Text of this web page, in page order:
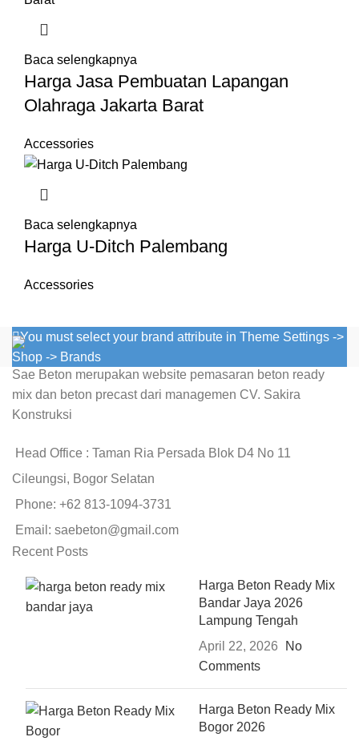
Baca selengkapnya
Harga Jasa Pembuatan Lapangan
Olahraga Jakarta Barat
Accessories
Baca selengkapnya
Harga U-Ditch Palembang
Accessories
You must select your brand attribute in Theme Settings ->
Shop -> Brands
Sae Beton merupakan website pemasaran beton ready
mix dan beton precast dari managemen CV. Sakira
Konstruksi
Head Office : Taman Ria Persada Blok D4 No 11
Cileungsi, Bogor Selatan
Phone: +62 813-1094-3731
Email: saebeton@gmail.com
Recent Posts
Harga Beton Ready Mix
Bandar Jaya 2026
Lampung Tengah
April 22, 2026
No
Comments
Harga Beton Ready Mix
Bogor 2026